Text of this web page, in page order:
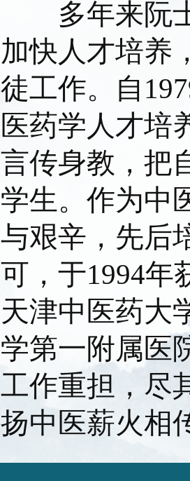
多年来阮士
加快人才培养
徒工作。自
医药学人才培
言传身教，把
学生。作为中
与艰辛，先后
可，于1994年
天津中医药大
学第一附属医
工作重担，尽
扬中医薪火相